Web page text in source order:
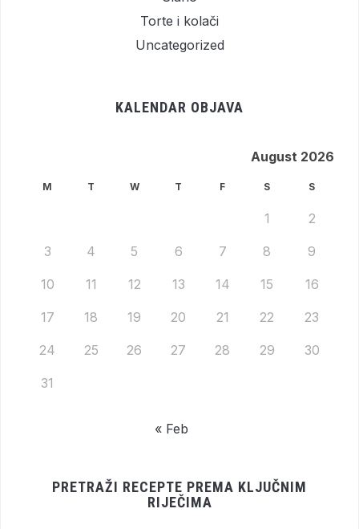
Torte i kolači
Uncategorized
KALENDAR OBJAVA
August 2026
M T W T F S S
1 2
3 4 5 6 7 8 9
10 11 12 13 14 15 16
17 18 19 20 21 22 23
24 25 26 27 28 29 30
31
« Feb
PRETRAŽI RECEPTE PREMA KLJUČNIM
RIJEČIMA